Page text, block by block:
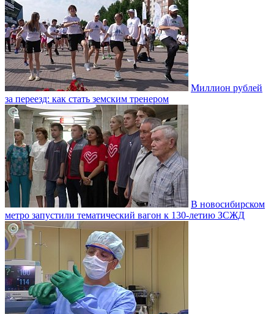
Миллион рублей
за переезд: как стать земским тренером
В новосибирском
метро запустили тематический вагон к 130-летию ЗСЖД